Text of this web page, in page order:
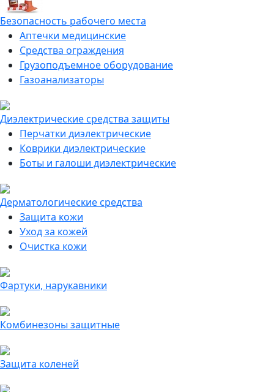
Безопасность рабочего места
Аптечки медицинские
Средства ограждения
Грузоподъемное оборудование
Газоанализаторы
Диэлектрические средства защиты
Перчатки диэлектрические
Коврики диэлектрические
Боты и галоши диэлектрические
Дерматологические средства
Защита кожи
Уход за кожей
Очистка кожи
Фартуки, нарукавники
Комбинезоны защитные
Защита коленей